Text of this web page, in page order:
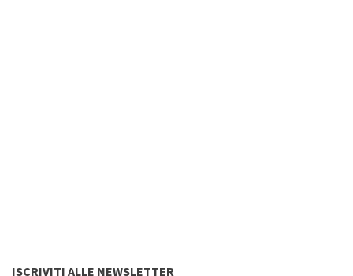
ISCRIVITI ALLE NEWSLETTER